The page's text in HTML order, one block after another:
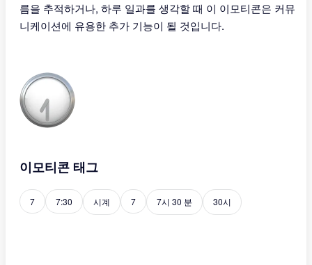
름을 추적하거나, 하루 일과를 생각할 때 이 이모티콘은 커뮤
니케이션에 유용한 추가 기능이 될 것입니다.
이모티콘 태그
7 7:30 시계 7 7시 30 분 30시